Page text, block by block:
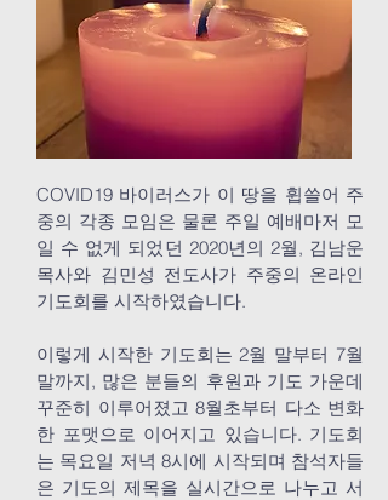
COVID19 바이러스가 이 땅을 휩쓸어 주
중의 각종 모임은 물론 주일 예배마저 모
일 수 없게 되었던 2020년의 2월, 김남운
목사와 김민성 전도사가 주중의 온라인
기도회를 시작하였습니다.
이렇게 시작한 기도회는 2월 말부터 7월
말까지, 많은 분들의 후원과 기도 가운데
꾸준히 이루어졌고 8월초부터 다소 변화
한 포맷으로 이어지고 있습니다. 기도회
는 목요일 저녁 8시에 시작되며 참석자들
은 기도의 제목을 실시간으로 나누고 서